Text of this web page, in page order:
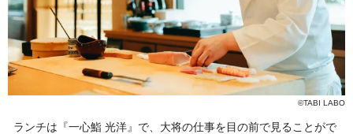
©TABI LABO
ランチは『一心鮨 光洋』で、大将の仕事を目の前で見ることがで